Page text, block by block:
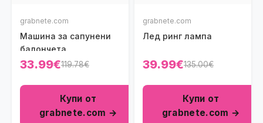
grabnete.com
Машина за сапунени
балончета
33.99€119.78€
Купи от
grabnete.com →
grabnete.com
Лед ринг лампа
39.99€135.00€
Купи от
grabnete.com →